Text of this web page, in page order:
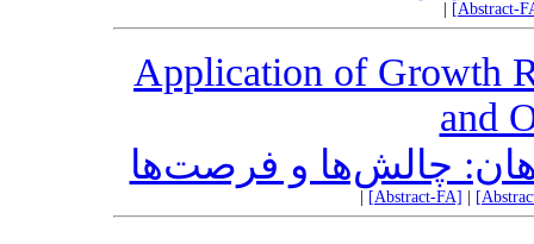
[Abstract-
Application of Growth
and
چالش‌ها و فرصت‌ها
[Abstract-FA]